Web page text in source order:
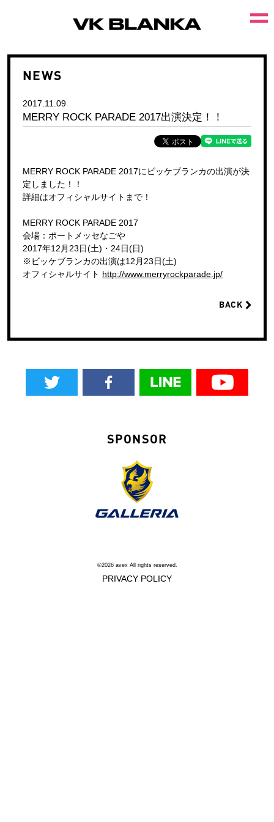
NEWS
2017.11.09
MERRY ROCK PARADE 2017出演決定！！
MERRY ROCK PARADE 2017にビッケブランカの出演が決
定しました！！
詳細はオフィシャルサイトまで！
MERRY ROCK PARADE 2017
会場：ポートメッセなごや
2017年12月23日(土)・24日(日)
※ビッケブランカの出演は12月23日(土)
オフィシャルサイト http://www.merryrockparade.jp/
BACK
SPONSOR
©2026 avex All rights reserved.
PRIVACY POLICY